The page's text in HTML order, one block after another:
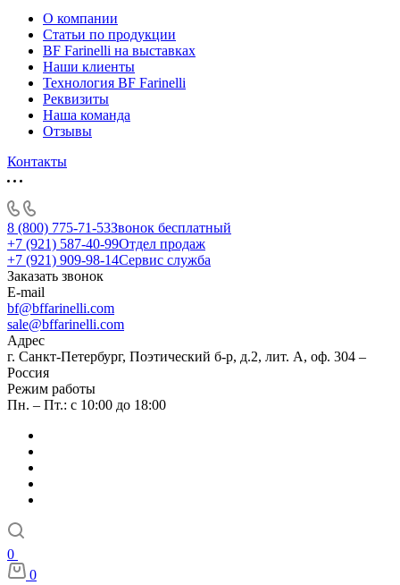
О компании
Статьи по продукции
BF Farinelli на выставках
Наши клиенты
Технология BF Farinelli
Реквизиты
Наша команда
Отзывы
Контакты
8 (800) 775-71-53Звонок бесплатный
+7 (921) 587-40-99Отдел продаж
+7 (921) 909-98-14Сервис служба
Заказать звонок
E-mail
bf@bffarinelli.com
sale@bffarinelli.com
Адрес
г. Санкт-Петербург, Поэтический б-р, д.2, лит. А, оф. 304 –
Россия
Режим работы
Пн. – Пт.: с 10:00 до 18:00
0
0